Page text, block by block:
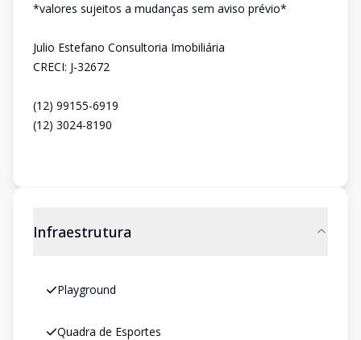
*valores sujeitos a mudanças sem aviso prévio*
Julio Estefano Consultoria Imobiliária
CRECI: J-32672
(12) 99155-6919
(12) 3024-8190
Infraestrutura
Playground
Quadra de Esportes